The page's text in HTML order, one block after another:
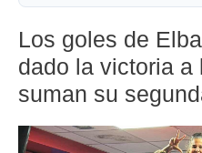
Los goles de
dado la victoria a
suman su